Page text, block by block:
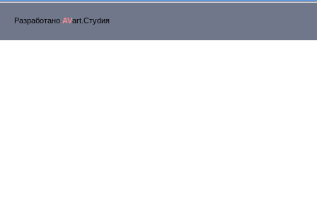
Разработано AVart.Стуdия